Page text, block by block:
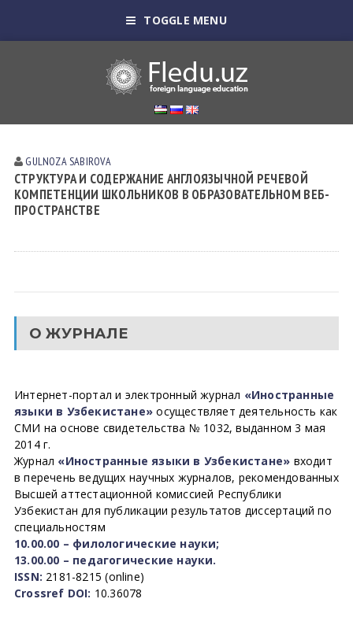
TOGGLE MENU
GULNOZA SАBIROVА
СТРУКТУРА И СОДЕРЖАНИЕ АНГЛОЯЗЫЧНОЙ РЕЧЕВОЙ
КОМПЕТЕНЦИИ ШКОЛЬНИКОВ В ОБРАЗОВАТЕЛЬНОМ ВЕБ-
ПРОСТРАНСТВЕ
О ЖУРНАЛЕ
Интернет-портал и электронный журнал «Иностранные
языки в Узбекистане» осуществляет деятельность как
СМИ на основе свидетельства № 1032, выданном 3 мая
2014 г.
Журнал «Иностранные языки в Узбекистане» входит
в перечень ведущих научных журналов, рекомендованных
Высшей аттестационной комиссией Республики
Узбекистан для публикации результатов диссертаций по
специальностям
10.00.00 – филологические науки;
13.00.00 – педагогические науки.
ISSN: 2181-8215 (online)
Crossref DOI: 10.36078